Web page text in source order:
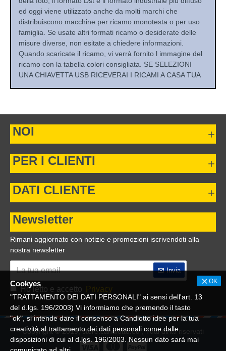
ed oggi viene utilizzato anche da molti marchi che
distribuiscono macchine per ricamo monotesta o per uso
famiglia. Se usate altri formati ricamo o desiderate delle
misure diverse, non esitate a chiedere informazioni.
Quando scaricate il ricamo, vi verrà fornito l immagine del
ricamo con la tabella colori consigliata. SE SELEZIONI
UNA CHIAVETTA USB RICEVERAI I RICAMI A CASA TUA
NOI
PER I CLIENTI
DATI CLIENTE
Newsletter
Rimani aggiornato con notizie e promozioni iscrivendoti alla
nostra newsletter
Invia
Ho letto e accetto Privacy
Copyright © 2019, store.candiotto.eu , Tutti diritti riservati
OK
Cookyes
"TRATTAMENTO DEI DATI PERSONALI" ai sensi dell'art. 13
del d.lgs. 196/2003) Vi informiamo che premendo il tasto
"ok", si intende dare il consenso a Candiotto idee per la tua
creatività al trattamento dei dati personali come dalle
disposizioni di cui al d.lgs. 196/2003. Nessun dato sarà mai